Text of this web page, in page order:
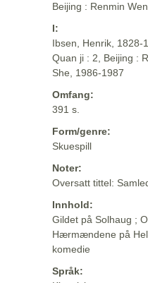
Beijing : Renmin
I:
Ibsen, Henrik, 1828-
Quan ji : 2, Beijing :
She, 1986-1987
Omfang:
391 s.
Form/genre:
Skuespill
Noter:
Oversatt tittel:
Innhold:
Gildet på Solhaug ;
Hærmændene på
komedie
Språk: